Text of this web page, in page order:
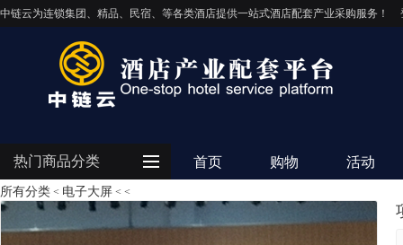
中链云为连锁集团、精品、民宿、等各类酒店提供一站式酒店配套产业采购服务！
热门商品分类 首页 购物 活动
客房用品
所有分类 < 电子大屏 < <